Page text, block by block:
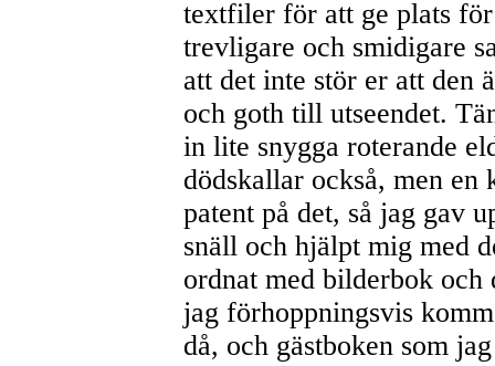
textfiler för att ge plats
trevligare och smidigare
att det inte stör er att den
och goth till utseendet.
in lite snygga roterande
dödskallar också, men en
patent på det, så jag gav
snäll och hjälpt mig med
ordnat med bilderbok och
jag förhoppningsvis
då, och gästboken som